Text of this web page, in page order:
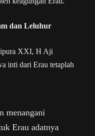
dan Leluhur
XXI, H Aji
inti dari Erau tetaplah
menangani
Erau adatnya